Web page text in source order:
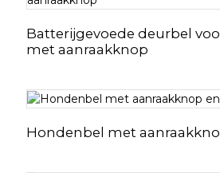
Batterijgevoede deurbel
met aanraakknop
Hondenbel met